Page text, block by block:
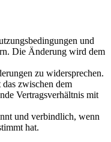
und
Die Änderung wird dem
zu widersprechen.
zwischen dem
Vertragsverhältnis mit
und verbindlich, wenn
hat.